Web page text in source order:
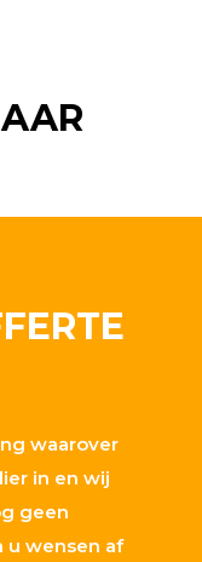
waarover
in en wij
geen
u wensen af